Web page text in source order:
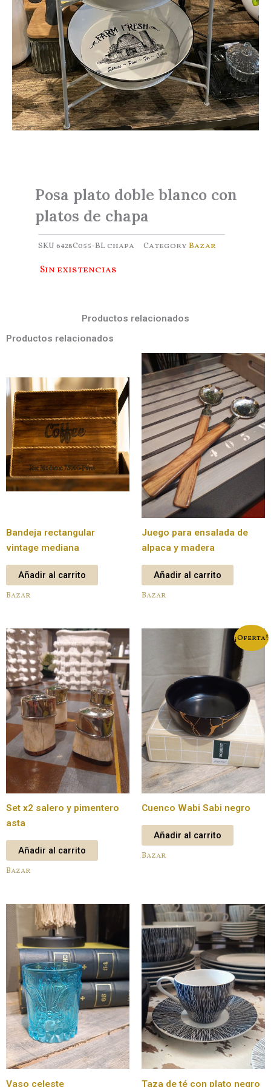
Posa plato doble blanco con
platos de chapa
SKU 6428C055-BL chapa Category Bazar
Sin existencias
Productos relacionados
Productos relacionados
Bandeja rectangular
vintage mediana
Añadir al carrito
Bazar
Juego para ensalada de
alpaca y madera
Añadir al carrito
Bazar
Set x2 salero y pimentero
asta
Añadir al carrito
Bazar
¡Oferta!
Cuenco Wabi Sabi negro
Añadir al carrito
Bazar
Vaso celeste Taza de té con plato negro